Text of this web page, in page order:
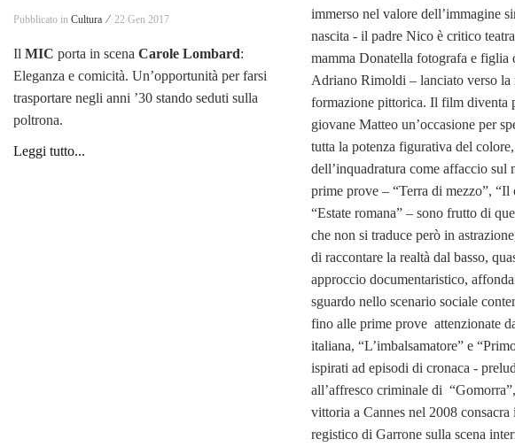
Pubblicato in Cultura ⁄ 22 Gen 2017
Il MIC porta in scena Carole Lombard:
Eleganza e comicità. Un’opportunità per farsi
trasportare negli anni ’30 stando seduti sulla
poltrona.
Leggi tutto...
immerso nel valore dell’immagine
nascita - il padre Nico è critico
mamma Donatella fotografa e figlia
Adriano Rimoldi – lanciato verso la
formazione pittorica. Il film diventa
giovane Matteo un’occasione per
tutta la potenza figurativa del
dell’inquadratura come affaccio sul
prime prove – “Terra di mezzo”, “Il
“Estate romana” – sono frutto di
che non si traduce però in
di raccontare la realtà dal basso,
approccio documentaristico,
sguardo nello scenario sociale
fino alle prime prove attenzionate
italiana, “L’imbalsamatore” e
ispirati ad episodi di cronaca -
all’affresco criminale di
vittoria a Cannes nel 2008 consacra
registico di Garrone sulla scena